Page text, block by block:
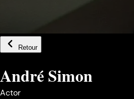
Retour
André Simon
Actor